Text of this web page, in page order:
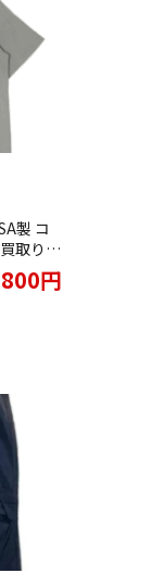
製 コ
取りさ
円